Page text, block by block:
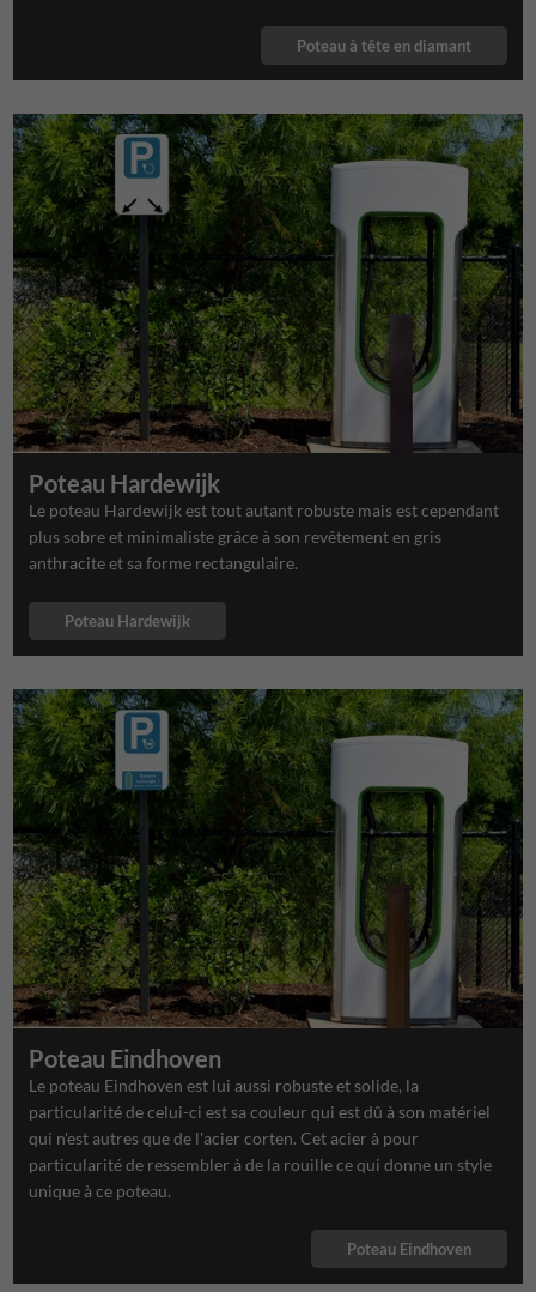
Poteau à tête en diamant
Poteau Hardewijk
Le poteau Hardewijk est tout autant robuste mais est cependant
plus sobre et minimaliste grâce à son revêtement en gris
anthracite et sa forme rectangulaire.
Poteau Hardewijk
Poteau Eindhoven
Le poteau Eindhoven est lui aussi robuste et solide, la
particularité de celui-ci est sa couleur qui est dû à son matériel
qui n'est autres que de l'acier corten. Cet acier à pour
particularité de ressembler à de la rouille ce qui donne un style
unique à ce poteau.
Poteau Eindhoven